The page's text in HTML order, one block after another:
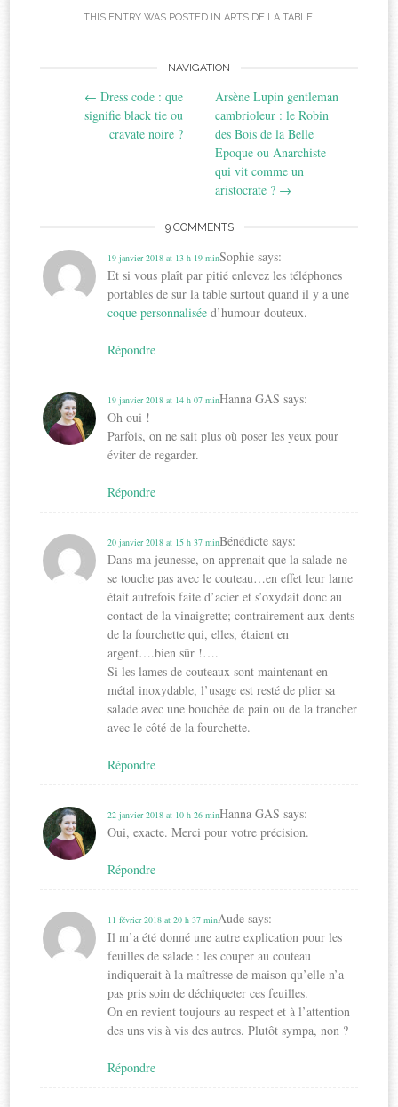
THIS ENTRY WAS POSTED IN ARTS DE LA TABLE.
navigation
NAVIGATION
← Dress code : que
signifie black tie ou
cravate noire ?
Arsène Lupin gentleman
cambrioleur : le Robin
des Bois de la Belle
Epoque ou Anarchiste
qui vit comme un
aristocrate ? →
9 COMMENTS
Sophie says:
19 janvier 2018 at 13 h 19 min
Et si vous plaît par pitié enlevez les téléphones
portables de sur la table surtout quand il y a une
coque personnalisée d’humour douteux.
Répondre
Hanna GAS says:
19 janvier 2018 at 14 h 07 min
Oh oui !
Parfois, on ne sait plus où poser les yeux pour
éviter de regarder.
Répondre
Bénédicte says:
20 janvier 2018 at 15 h 37 min
Dans ma jeunesse, on apprenait que la salade ne
se touche pas avec le couteau…en effet leur lame
était autrefois faite d’acier et s’oxydait donc au
contact de la vinaigrette; contrairement aux dents
de la fourchette qui, elles, étaient en
argent….bien sûr !….
Si les lames de couteaux sont maintenant en
métal inoxydable, l’usage est resté de plier sa
salade avec une bouchée de pain ou de la trancher
avec le côté de la fourchette.
Répondre
Hanna GAS says:
22 janvier 2018 at 10 h 26 min
Oui, exacte. Merci pour votre précision.
Répondre
Aude says:
11 février 2018 at 20 h 37 min
Il m’a été donné une autre explication pour les
feuilles de salade : les couper au couteau
indiquerait à la maîtresse de maison qu’elle n’a
pas pris soin de déchiqueter ces feuilles.
On en revient toujours au respect et à l’attention
des uns vis à vis des autres. Plutôt sympa, non ?
Répondre